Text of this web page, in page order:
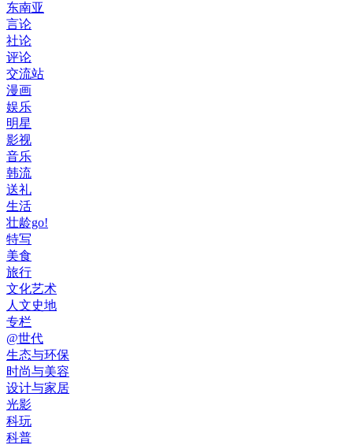
东南亚
言论
社论
评论
交流站
漫画
娱乐
明星
影视
音乐
韩流
送礼
生活
壮龄go!
特写
美食
旅行
文化艺术
人文史地
专栏
@世代
生态与环保
时尚与美容
设计与家居
光影
科玩
科普